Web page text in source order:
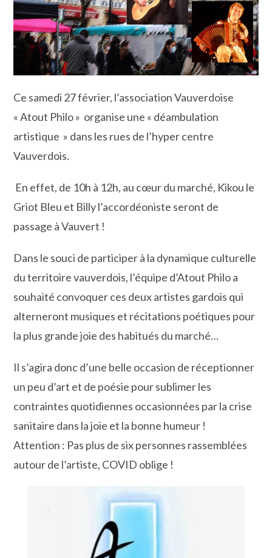
Ce samedi 27 février, l’association Vauverdoise
« Atout Philo » organise une « déambulation
artistique » dans les rues de l’hyper centre
Vauverdois.
En effet, de 10h à 12h, au cœur du marché, Kikou le
Griot Bleu et Billy l’accordéoniste seront de
passage à Vauvert !
Dans le souci de participer à la dynamique culturelle
du territoire vauverdois, l’équipe d’Atout Philo a
souhaité convoquer ces deux artistes gardois qui
alterneront musiques et récitations poétiques pour
la plus grande joie des habitués du marché…
Il s’agira donc d’une belle occasion de réceptionner
un peu d’art et de poésie pour sublimer les
contraintes quotidiennes occasionnées par la crise
sanitaire dans la joie et la bonne humeur !
Attention : Pas plus de six personnes rassemblées
autour de l’artiste, COVID oblige !